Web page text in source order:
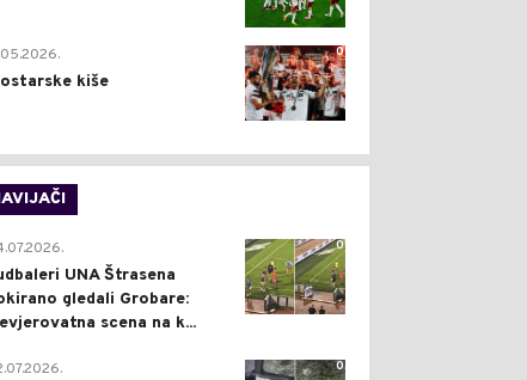
0
kiše
0
UNA Štrasena
gledali Grobare:
scena na k...
0